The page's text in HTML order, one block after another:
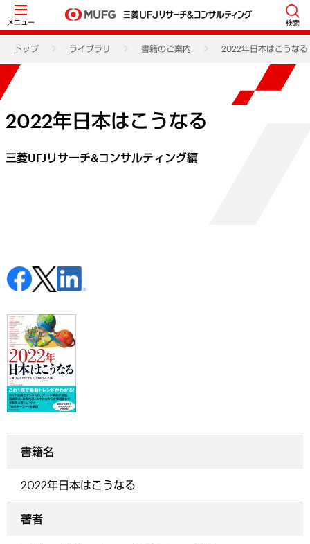
メニュー 検索
トップ ライブラリ 書籍のご案内 2022年日本はこうなる
2022年日本はこうなる
三菱UFJリサーチ&コンサルティング編
書籍名
2022年日本はこうなる
著者